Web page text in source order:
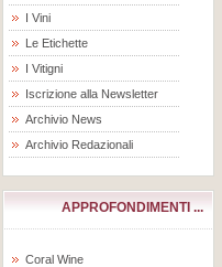
I Vini
Le Etichette
I Vitigni
Iscrizione alla Newsletter
Archivio News
Archivio Redazionali
APPROFONDIMENTI ...
Coral Wine